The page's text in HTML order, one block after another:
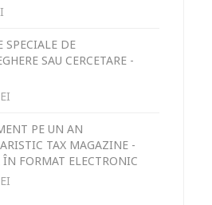
SPECIALE DE
SAU CERCETARE -
PE UN AN
TAX MAGAZINE -
ÎN FORMAT ELECTRONIC